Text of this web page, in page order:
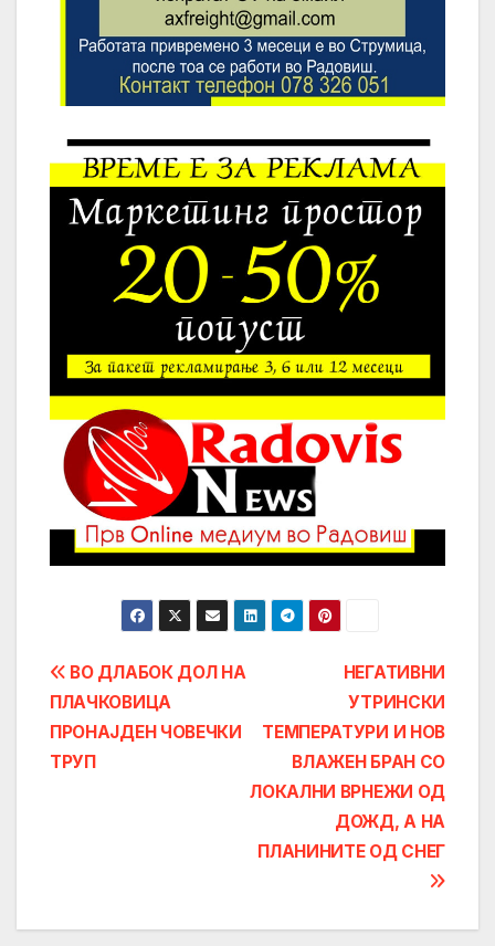
Post
navigation
НЕГАТИВНИ
УТРИНСКИ
ТЕМПЕРАТУРИ И НОВ
ВЛАЖЕН БРАН СО
ЛОКАЛНИ ВРНЕЖИ ОД
ДОЖД, А НА
ПЛАНИНИТЕ ОД СНЕГ
BO ДЛАБОК ДОЛ НА
ПЛАЧКОВИЦА
ПРОНАЈДЕН ЧОВЕЧКИ
ТРУП